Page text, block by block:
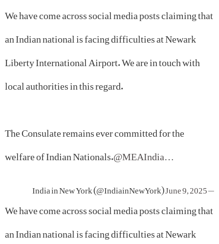
We have come across social media posts claiming that
an Indian national is facing difficulties at Newark
Liberty International Airport. We are in touch with
local authorities in this regard.
The Consulate remains ever committed for the
welfare of Indian Nationals.@MEAIndia…
— India in New York (@IndiainNewYork)
June 9, 2025
We have come across social media posts claiming that
an Indian national is facing difficulties at Newark